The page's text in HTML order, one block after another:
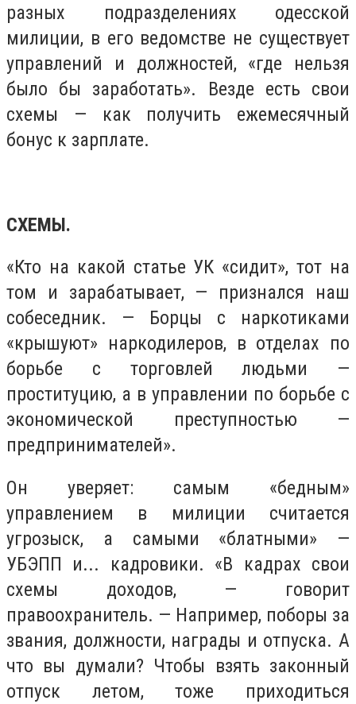
разных подразделениях одесской
милиции, в его ведомстве не существует
управлений и должностей, «где нельзя
было бы заработать». Везде есть свои
схемы — как получить ежемесячный
бонус к зарплате.
СХЕМЫ.
«Кто на какой статье УК «сидит», тот на
том и зарабатывает, — признался наш
собеседник. — Борцы с наркотиками
«крышуют» наркодилеров, в отделах по
борьбе с торговлей людьми —
проституцию, а в управлении по борьбе с
экономической преступностью —
предпринимателей».
Он уверяет: самым «бедным»
управлением в милиции считается
угрозыск, а самыми «блатными» —
УБЭПП и... кадровики. «В кадрах свои
схемы доходов, — говорит
правоохранитель. — Например, поборы за
звания, должности, награды и отпуска. А
что вы думали? Чтобы взять законный
отпуск летом, тоже приходиться